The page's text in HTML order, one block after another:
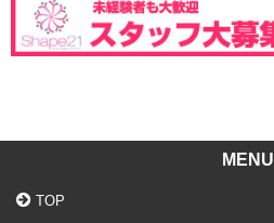
MENU
TOP